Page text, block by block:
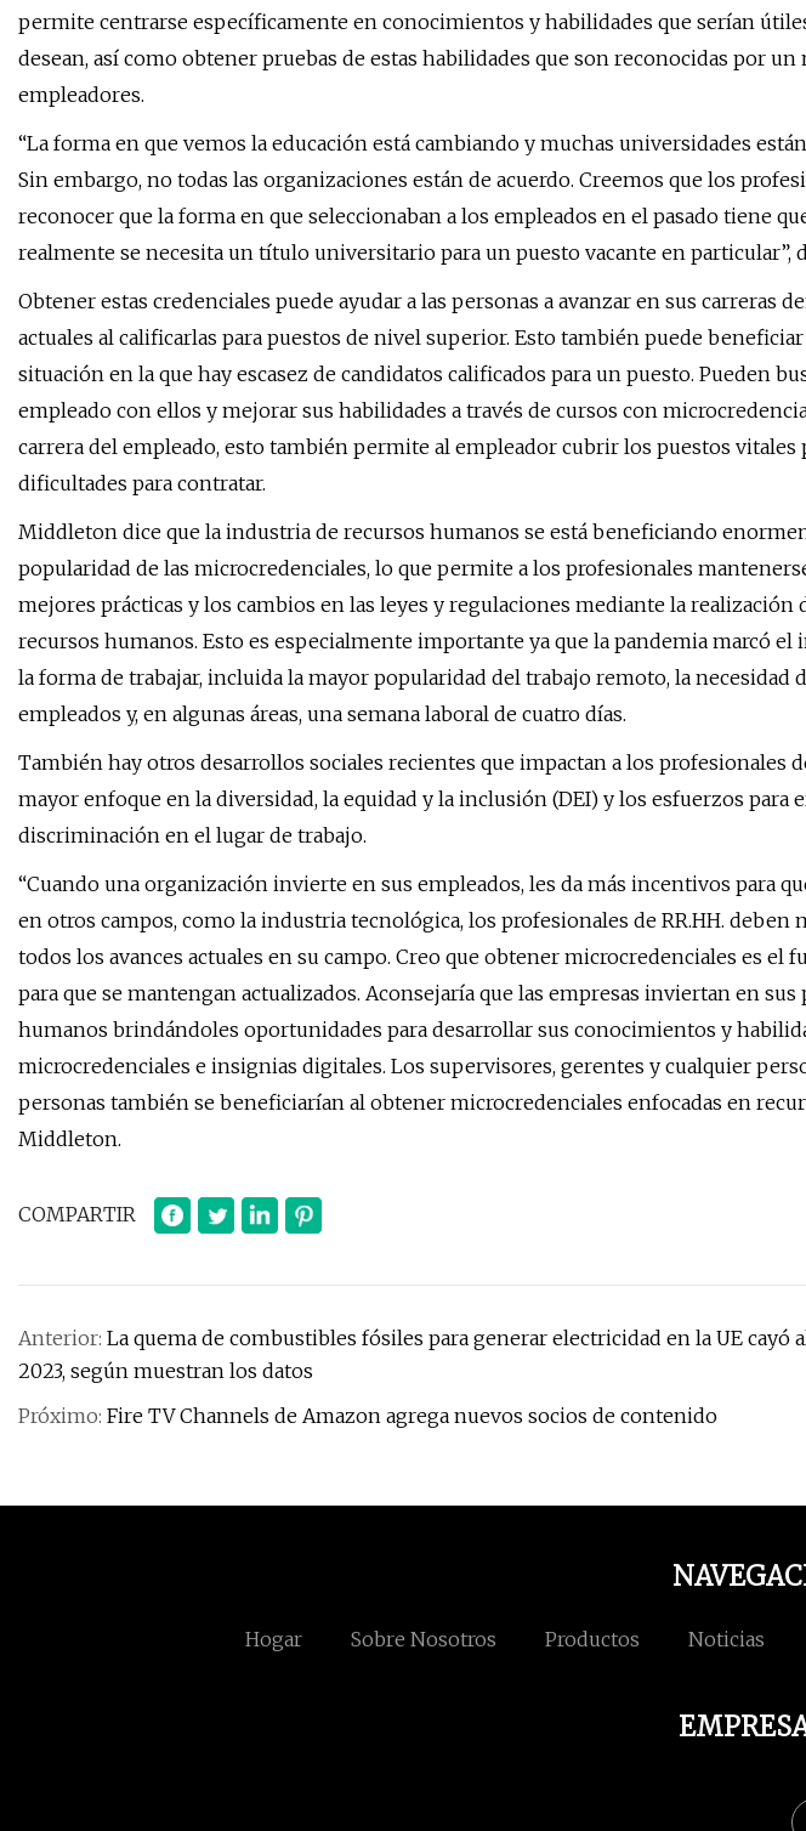
permite centrarse específicamente en conocimientos y habilidades que serían
desean, así como obtener pruebas de estas habilidades que son reconocidas por
empleadores.
“La forma en que vemos la educación está cambiando y muchas universidades
Sin embargo, no todas las organizaciones están de acuerdo. Creemos que los
reconocer que la forma en que seleccionaban a los empleados en el pasado tiene
realmente se necesita un título universitario para un puesto vacante en particular”,
Obtener estas credenciales puede ayudar a las personas a avanzar en sus carreras
actuales al calificarlas para puestos de nivel superior. Esto también puede
situación en la que hay escasez de candidatos calificados para un puesto. Pueden
empleado con ellos y mejorar sus habilidades a través de cursos con
carrera del empleado, esto también permite al empleador cubrir los puestos vitales
dificultades para contratar.
Middleton dice que la industria de recursos humanos se está beneficiando
popularidad de las microcredenciales, lo que permite a los profesionales
mejores prácticas y los cambios en las leyes y regulaciones mediante la realización
recursos humanos. Esto es especialmente importante ya que la pandemia marcó el
la forma de trabajar, incluida la mayor popularidad del trabajo remoto, la necesidad
empleados y, en algunas áreas, una semana laboral de cuatro días.
También hay otros desarrollos sociales recientes que impactan a los profesionales
mayor enfoque en la diversidad, la equidad y la inclusión (DEI) y los esfuerzos para
discriminación en el lugar de trabajo.
“Cuando una organización invierte en sus empleados, les da más incentivos para
en otros campos, como la industria tecnológica, los profesionales de RR.HH. deben
todos los avances actuales en su campo. Creo que obtener microcredenciales es el
para que se mantengan actualizados. Aconsejaría que las empresas inviertan en
humanos brindándoles oportunidades para desarrollar sus conocimientos y
microcredenciales e insignias digitales. Los supervisores, gerentes y cualquier
personas también se beneficiarían al obtener microcredenciales enfocadas en
Middleton.
COMPARTIR
Anterior: La quema de combustibles fósiles para generar electricidad en la UE cayó
2023, según muestran los datos
Próximo: Fire TV Channels de Amazon agrega nuevos socios de contenido
Hogar Sobre Nosotros Productos Noticias